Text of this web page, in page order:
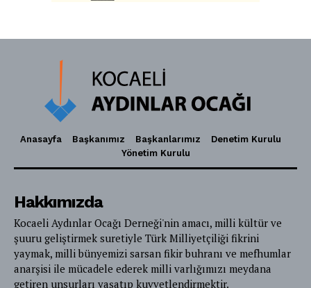
Anasayfa Başkanımız Başkanlarımız
Denetim Kurulu
Yönetim Kurulu
Hakkımızda
Kocaeli Aydınlar Ocağı Derneği'nin amacı, milli kültür ve
şuuru geliştirmek suretiyle Türk Milliyetçiliği fikrini
yaymak, milli bünyemizi sarsan fikir buhranı ve mefhumlar
anarşisi ile mücadele ederek milli varlığımızı meydana
getiren unsurları yaşatıp kuvvetlendirmektir.